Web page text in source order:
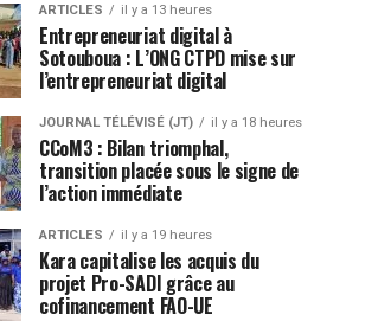
ARTICLES il y a 13 heures
Entrepreneuriat digital à
Sotouboua : L’ONG CTPD mise sur
l’entrepreneuriat digital
JOURNAL TÉLÉVISÉ (JT) il y a 18 heures
CCoM3 : Bilan triomphal,
transition placée sous le signe de
l’action immédiate
ARTICLES il y a 19 heures
Kara capitalise les acquis du
projet Pro-SADI grâce au
cofinancement FAO-UE